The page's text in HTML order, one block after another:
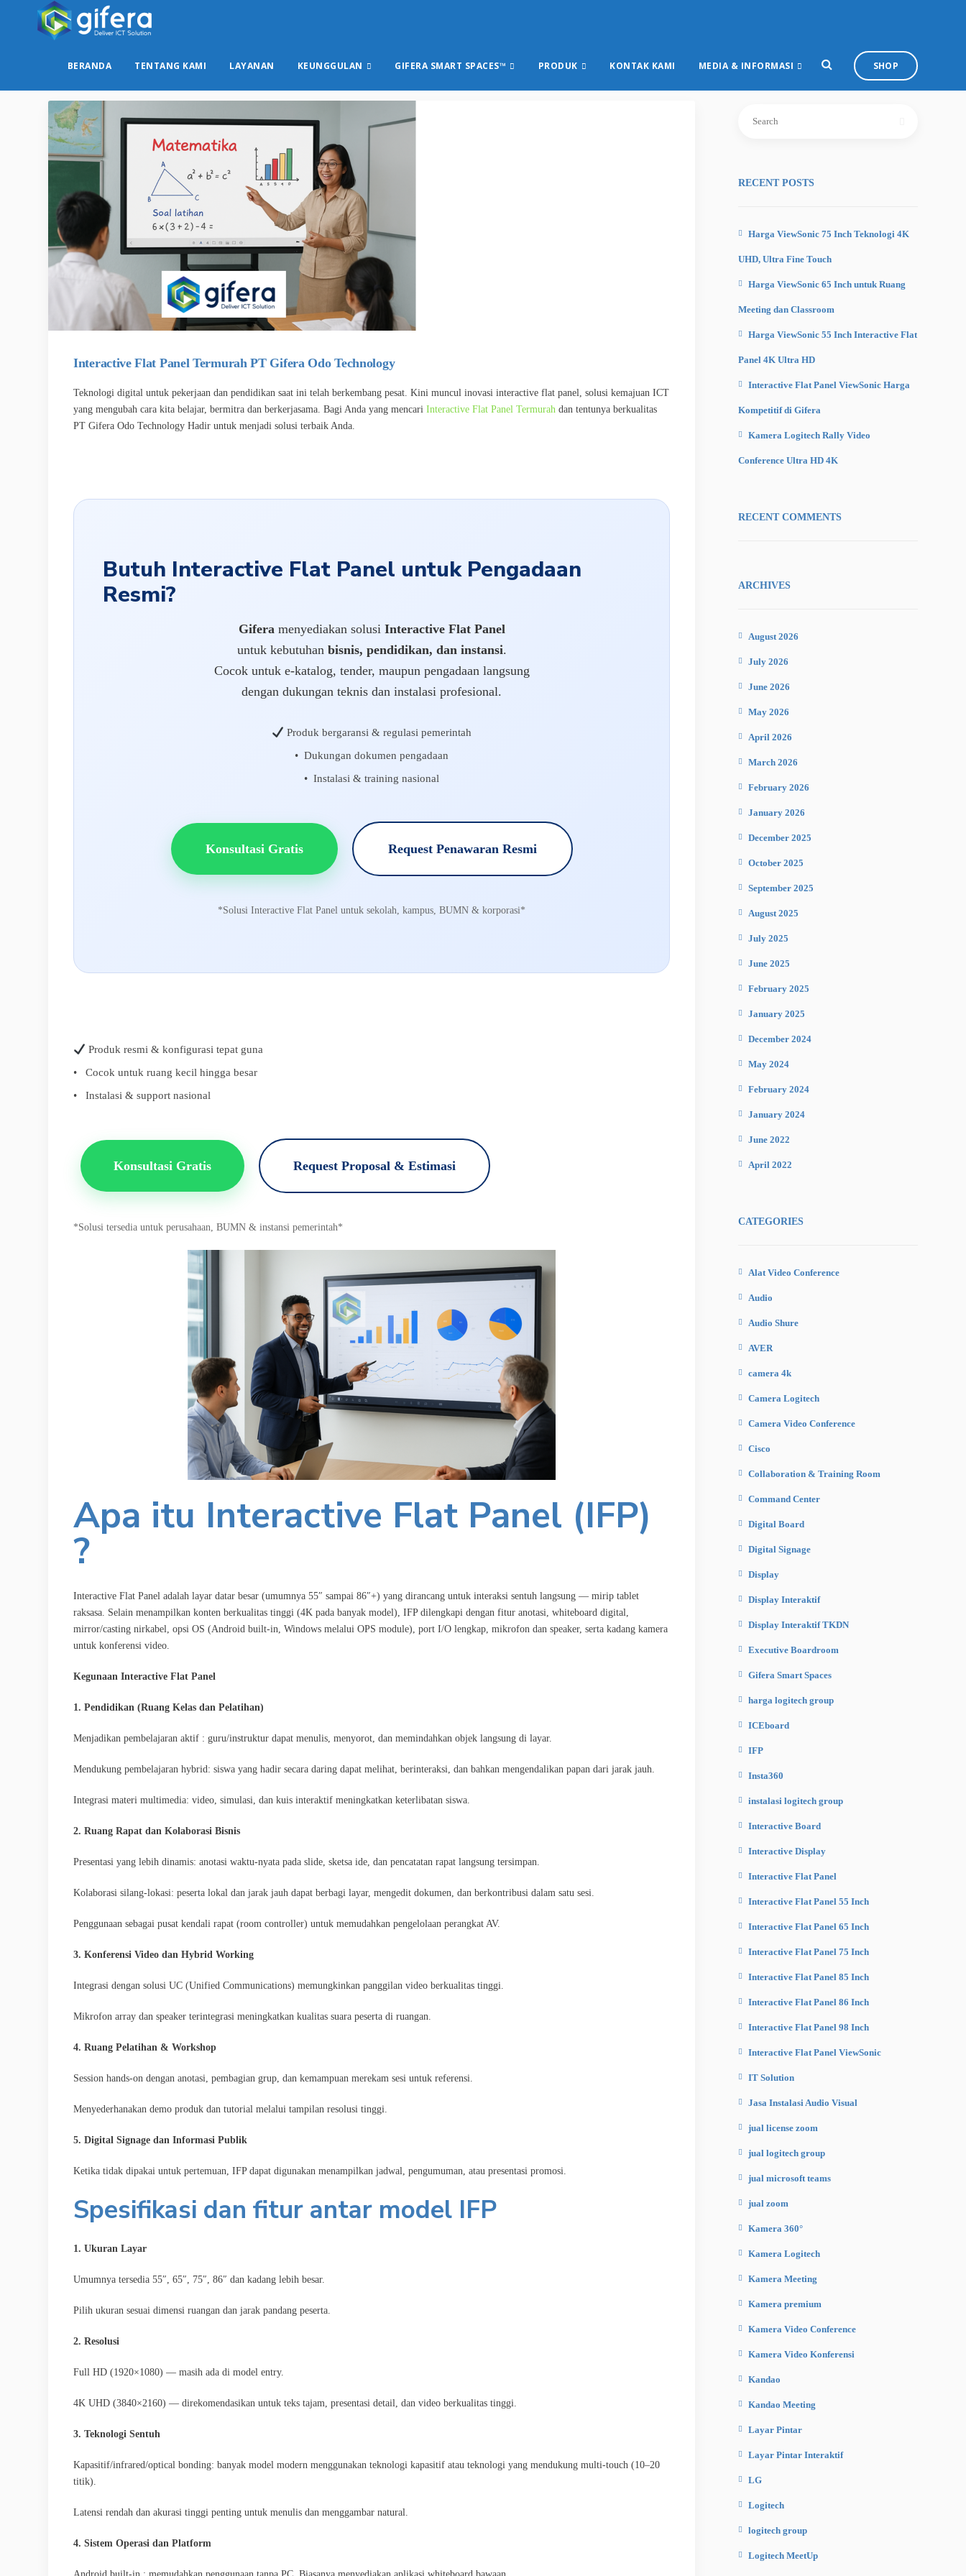
BERANDA TENTANG KAMI LAYANAN KEUNGGULAN GIFERA SMART SPACES™ PRODUK KONTAK KAMI MEDIA & INFORMASI SHOP
Interactive Flat Panel Termurah PT Gifera Odo Technology
Teknologi digital untuk pekerjaan dan pendidikan saat ini telah berkembang pesat. Kini muncul inovasi interactive flat panel, solusi kemajuan ICT
yang mengubah cara kita belajar, bermitra dan berkerjasama. Bagi Anda yang mencari Interactive Flat Panel Termurah dan tentunya berkualitas
PT Gifera Odo Technology Hadir untuk menjadi solusi terbaik Anda.
Butuh Interactive Flat Panel untuk Pengadaan
Resmi?
Giferamenyediakan solusi Interactive Flat Panel
untuk kebutuhan bisnis, pendidikan, dan instansi.
Cocok untuk e-katalog, tender, maupun pengadaan langsung
dengan dukungan teknis dan instalasi profesional.
Produk bergaransi & regulasi pemerintah
• Dukungan dokumen pengadaan
• Instalasi & training nasional
Konsultasi Gratis Request Penawaran Resmi
*Solusi Interactive Flat Panel untuk sekolah, kampus, BUMN & korporasi*
Produk resmi & konfigurasi tepat guna
• Cocok untuk ruang kecil hingga besar
• Instalasi & support nasional
Konsultasi Gratis Request Proposal & Estimasi
*Solusi tersedia untuk perusahaan, BUMN & instansi pemerintah*
Apa itu Interactive Flat Panel (IFP)
?
Interactive Flat Panel adalah layar datar besar (umumnya 55″ sampai 86″+) yang dirancang untuk interaksi sentuh langsung — mirip tablet
raksasa. Selain menampilkan konten berkualitas tinggi (4K pada banyak model), IFP dilengkapi dengan fitur anotasi, whiteboard digital,
mirror/casting nirkabel, opsi OS (Android built-in, Windows melalui OPS module), port I/O lengkap, mikrofon dan speaker, serta kadang kamera
untuk konferensi video.
Kegunaan Interactive Flat Panel
1. Pendidikan (Ruang Kelas dan Pelatihan)
Menjadikan pembelajaran aktif : guru/instruktur dapat menulis, menyorot, dan memindahkan objek langsung di layar.
Mendukung pembelajaran hybrid: siswa yang hadir secara daring dapat melihat, berinteraksi, dan bahkan mengendalikan papan dari jarak jauh.
Integrasi materi multimedia: video, simulasi, dan kuis interaktif meningkatkan keterlibatan siswa.
2. Ruang Rapat dan Kolaborasi Bisnis
Presentasi yang lebih dinamis: anotasi waktu-nyata pada slide, sketsa ide, dan pencatatan rapat langsung tersimpan.
Kolaborasi silang-lokasi: peserta lokal dan jarak jauh dapat berbagi layar, mengedit dokumen, dan berkontribusi dalam satu sesi.
Penggunaan sebagai pusat kendali rapat (room controller) untuk memudahkan pengelolaan perangkat AV.
3. Konferensi Video dan Hybrid Working
Integrasi dengan solusi UC (Unified Communications) memungkinkan panggilan video berkualitas tinggi.
Mikrofon array dan speaker terintegrasi meningkatkan kualitas suara peserta di ruangan.
4. Ruang Pelatihan & Workshop
Session hands-on dengan anotasi, pembagian grup, dan kemampuan merekam sesi untuk referensi.
Menyederhanakan demo produk dan tutorial melalui tampilan resolusi tinggi.
5. Digital Signage dan Informasi Publik
Ketika tidak dipakai untuk pertemuan, IFP dapat digunakan menampilkan jadwal, pengumuman, atau presentasi promosi.
Spesifikasi dan fitur antar model IFP
1. Ukuran Layar
Umumnya tersedia 55″, 65″, 75″, 86″ dan kadang lebih besar.
Pilih ukuran sesuai dimensi ruangan dan jarak pandang peserta.
2. Resolusi
Full HD (1920×1080) — masih ada di model entry.
4K UHD (3840×2160) — direkomendasikan untuk teks tajam, presentasi detail, dan video berkualitas tinggi.
3. Teknologi Sentuh
Kapasitif/infrared/optical bonding: banyak model modern menggunakan teknologi kapasitif atau teknologi yang mendukung multi-touch (10–20
titik).
Latensi rendah dan akurasi tinggi penting untuk menulis dan menggambar natural.
4. Sistem Operasi dan Platform
RECENT POSTS
Harga ViewSonic 75 Inch Teknologi 4K
UHD, Ultra Fine Touch
Harga ViewSonic 65 Inch untuk Ruang
Meeting dan Classroom
Harga ViewSonic 55 Inch Interactive Flat
Panel 4K Ultra HD
Interactive Flat Panel ViewSonic Harga
Kompetitif di Gifera
Kamera Logitech Rally Video
Conference Ultra HD 4K
RECENT COMMENTS
ARCHIVES
August 2026
July 2026
June 2026
May 2026
April 2026
March 2026
February 2026
January 2026
December 2025
October 2025
September 2025
August 2025
July 2025
June 2025
February 2025
January 2025
December 2024
May 2024
February 2024
January 2024
June 2022
April 2022
CATEGORIES
Alat Video Conference
Audio
Audio Shure
AVER
camera 4k
Camera Logitech
Camera Video Conference
Cisco
Collaboration & Training Room
Command Center
Digital Board
Digital Signage
Display
Display Interaktif
Display Interaktif TKDN
Executive Boardroom
Gifera Smart Spaces
harga logitech group
ICEboard
IFP
Insta360
instalasi logitech group
Interactive Board
Interactive Display
Interactive Flat Panel
Interactive Flat Panel 55 Inch
Interactive Flat Panel 65 Inch
Interactive Flat Panel 75 Inch
Interactive Flat Panel 85 Inch
Interactive Flat Panel 86 Inch
Interactive Flat Panel 98 Inch
Interactive Flat Panel ViewSonic
IT Solution
Jasa Instalasi Audio Visual
jual license zoom
jual logitech group
jual microsoft teams
jual zoom
Kamera 360°
Kamera Logitech
Kamera Meeting
Kamera premium
Kamera Video Conference
Kamera Video Konferensi
Kandao
Kandao Meeting
Layar Pintar
Layar Pintar Interaktif
LG
Logitech
logitech group
Logitech MeetUp